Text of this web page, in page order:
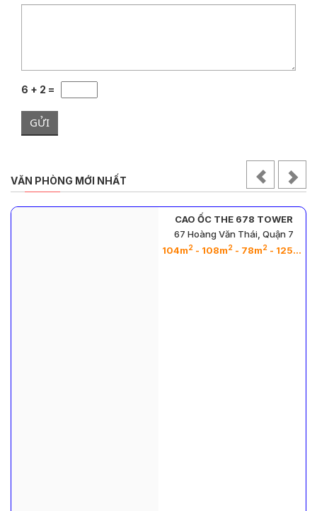
6 + 2 =
GỬI
VĂN PHÒNG MỚI NHẤT
CAO ỐC THE 678 TOWER
67 Hoàng Văn Thái, Quận 7
104m2 - 108m2 - 78m2 - 125m